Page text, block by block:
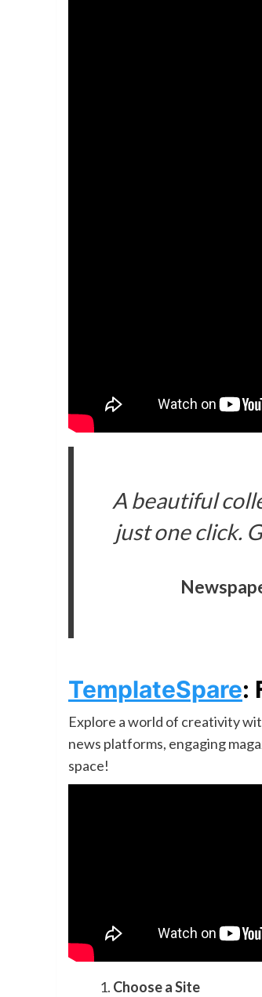
A beautiful
just one click.
TemplateSpare:
Explore a world of creativity
news platforms, engaging
space!
Choose a Site